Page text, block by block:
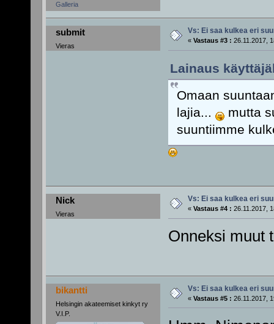
Galleria
submit
Vieras
Vs: Ei saa kulkea eri
« Vastaus #3 : 26.11.2017,
Lainaus
Omaan
lajia...
mutta
suuntiimme
Nick
Vieras
Vs: Ei saa kulkea eri
« Vastaus #4 : 26.11.2017,
Onneksi muut
bikantti
Helsingin akateemiset kinkyt ry
V.I.P.
Vs: Ei saa kulkea eri
« Vastaus #5 : 26.11.2017,